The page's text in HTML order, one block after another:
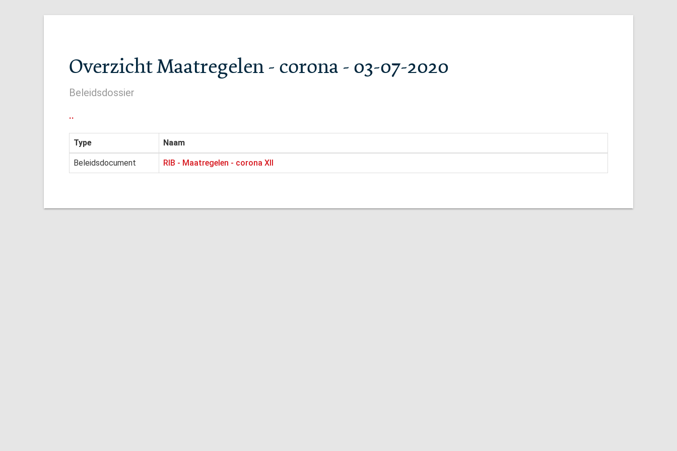
Overzicht Maatregelen - corona - 03-07-2020
Beleidsdossier
..
Type Naam
Beleidsdocument RIB - Maatregelen - corona XII